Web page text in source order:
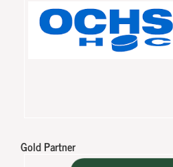
Gold Partner